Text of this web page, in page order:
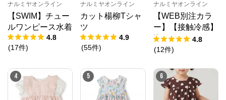
ナルミヤオンライン
【SWIM】チュー
ルワンピース水着
4.8
(17件)
ナルミヤオンライン
カット楊柳Tシャ
ツ
4.9
(55件)
ナルミヤオンライン
【WEB別注カラ
ー】【接触冷感】
海のいきものアッ
プリケ半袖Tシャ
4.8
(12件)
4 5 6